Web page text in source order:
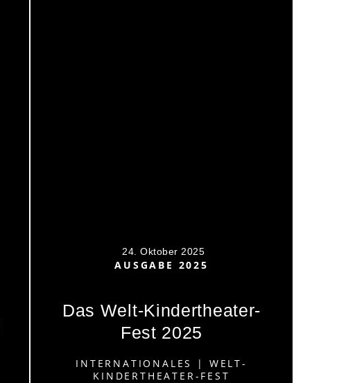
24. Oktober 2025
AUSGABE 2025
Das Welt-Kindertheater-
Fest 2025
INTERNATIONALES | WELT-
KINDERTHEATER-FEST